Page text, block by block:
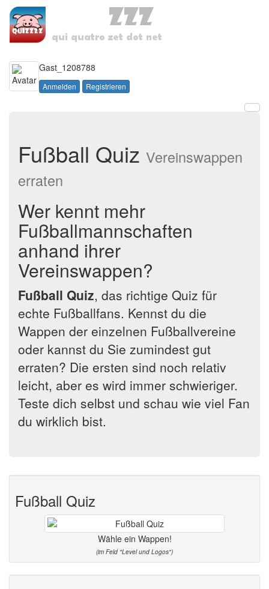
Gast_1208788
Anmelden Registrieren
Fußball Quiz Vereinswappen
erraten
Wer kennt mehr
Fußballmannschaften
anhand ihrer
Vereinswappen?
Fußball Quiz, das richtige Quiz für
echte Fußballfans. Kennst du die
Wappen der einzelnen Fußballvereine
oder kannst du Sie zumindest gut
erraten? Die ersten sind noch relativ
leicht, aber es wird immer schwieriger.
Teste dich selbst und schau wie viel Fan
du wirklich bist.
Fußball Quiz
Wähle ein Wappen!
(im Feld "Level und Logos")